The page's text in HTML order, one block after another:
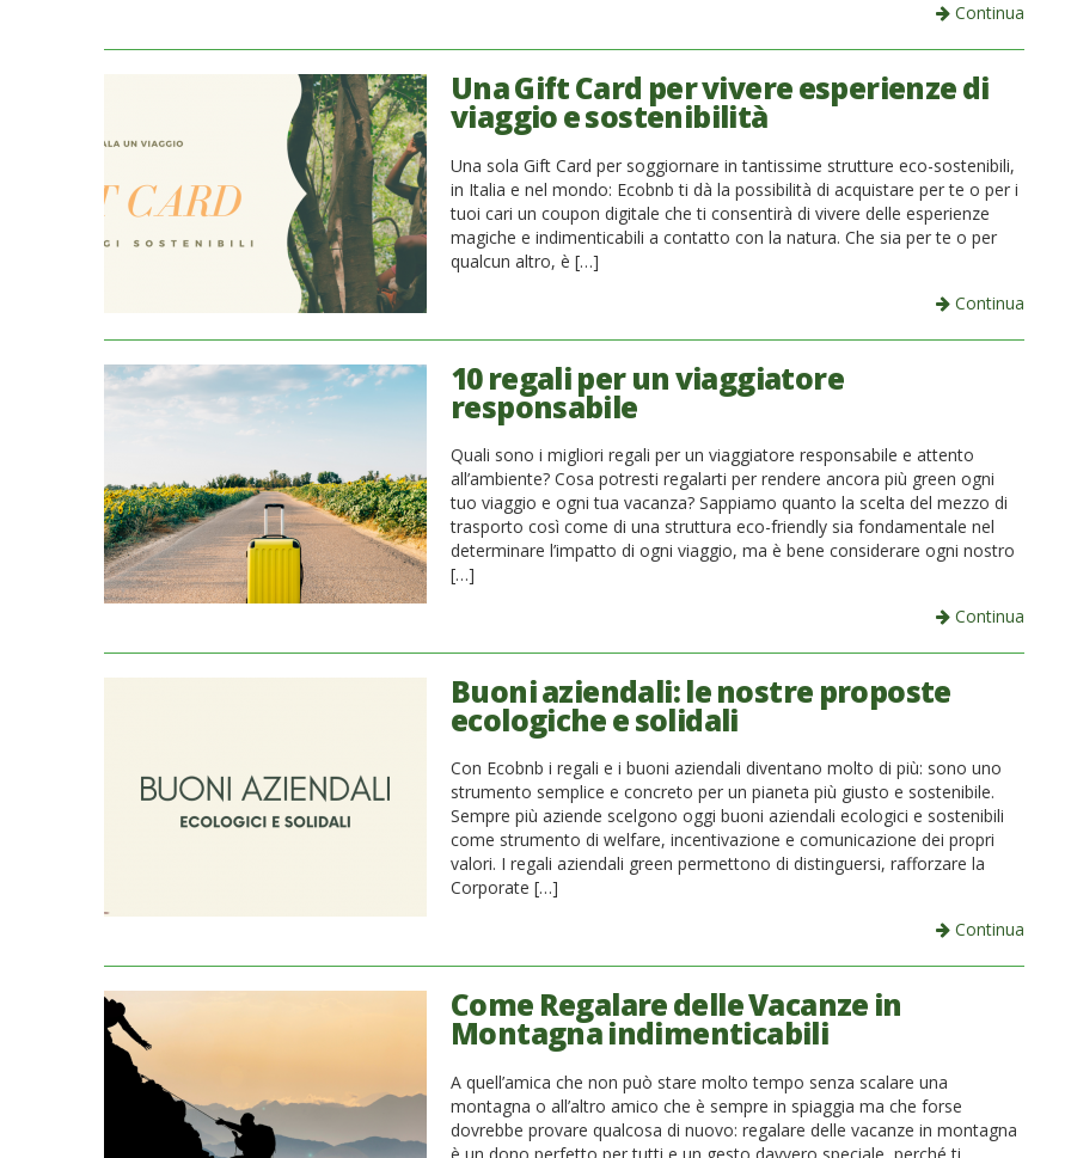
Continua
Una Gift Card per vivere esperienze di
viaggio e sostenibilità
Una sola Gift Card per soggiornare in tantissime strutture eco-sostenibili,
in Italia e nel mondo: Ecobnb ti dà la possibilità di acquistare per te o per i
tuoi cari un coupon digitale che ti consentirà di vivere delle esperienze
magiche e indimenticabili a contatto con la natura. Che sia per te o per
qualcun altro, è […]
Continua
10 regali per un viaggiatore
responsabile
Quali sono i migliori regali per un viaggiatore responsabile e attento
all’ambiente? Cosa potresti regalarti per rendere ancora più green ogni
tuo viaggio e ogni tua vacanza? Sappiamo quanto la scelta del mezzo di
trasporto così come di una struttura eco-friendly sia fondamentale nel
determinare l’impatto di ogni viaggio, ma è bene considerare ogni nostro
[…]
Continua
Buoni aziendali: le nostre proposte
ecologiche e solidali
Con Ecobnb i regali e i buoni aziendali diventano molto di più: sono uno
strumento semplice e concreto per un pianeta più giusto e sostenibile.
Sempre più aziende scelgono oggi buoni aziendali ecologici e sostenibili
come strumento di welfare, incentivazione e comunicazione dei propri
valori. I regali aziendali green permettono di distinguersi, rafforzare la
Corporate […]
Continua
Come Regalare delle Vacanze in
Montagna indimenticabili
A quell’amica che non può stare molto tempo senza scalare una
montagna o all’altro amico che è sempre in spiaggia ma che forse
dovrebbe provare qualcosa di nuovo: regalare delle vacanze in montagna